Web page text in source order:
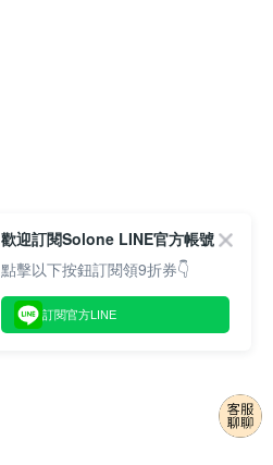
歡迎訂閱Solone LINE官方帳號
點擊以下按鈕訂閱領9折券👇
訂閱官方LINE